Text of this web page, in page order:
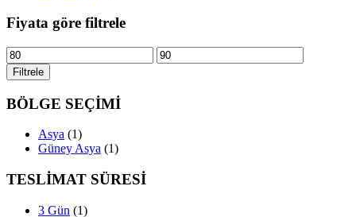
Fiyata göre filtrele
En
düşük
fiyat
En
yüksek
Filtrele
BÖLGE SEÇİMİ
Asya (1)
Güney Asya (1)
TESLİMAT SÜRESİ
3 Gün (1)